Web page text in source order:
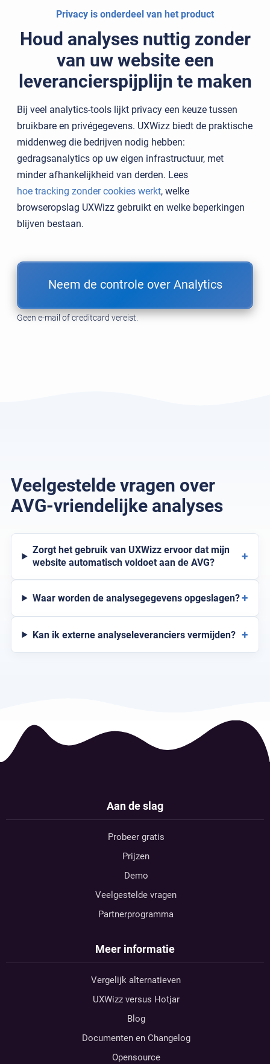
Privacy is onderdeel van het product
Houd analyses nuttig zonder
van uw website een
leverancierspijplijn te maken
Bij veel analytics-tools lijkt privacy een keuze tussen
bruikbare en privégegevens. UXWizz biedt de praktische
middenweg die bedrijven nodig hebben:
gedragsanalytics op uw eigen infrastructuur, met
minder afhankelijkheid van derden. Lees
hoe tracking zonder cookies werkt, welke
browseropslag UXWizz gebruikt en welke beperkingen
blijven bestaan.
Neem de controle over Analytics
Geen e-mail of creditcard vereist.
Veelgestelde vragen over
AVG-vriendelijke analyses
Zorgt het gebruik van UXWizz ervoor dat mijn
website automatisch voldoet aan de AVG?
+
Waar worden de analysegegevens opgeslagen? +
Kan ik externe analyseleveranciers vermijden? +
Aan de slag
Probeer gratis
Prijzen
Demo
Veelgestelde vragen
Partnerprogramma
Meer informatie
Vergelijk alternatieven
UXWizz versus Hotjar
Blog
Documenten en Changelog
Opensource